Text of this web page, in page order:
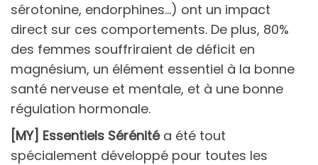
sérotonine, endorphines…) ont un impact
direct sur ces comportements. De plus, 80%
des femmes souffriraient de déficit en
magnésium, un élément essentiel à la bonne
santé nerveuse et mentale, et à une bonne
régulation hormonale.
[MY] Essentiels Sérénitéa été tout
spécialement développé pour toutes les